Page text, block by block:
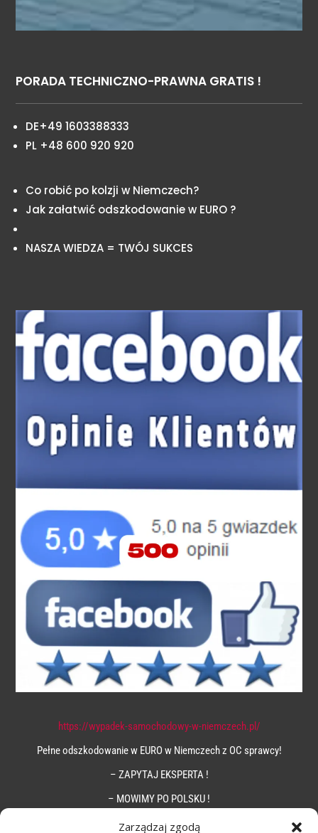
Zarządzaj zgodą
PORADA TECHNICZNO-PRAWNA GRATIS !
DE+49 1603388333
PL +48 600 920 920
Co robić po kolzji w Niemczech?
Jak załatwić odszkodowanie w EURO ?
NASZA WIEDZA = TWÓJ SUKCES
https://wypadek-samochodowy-w-niemczech.pl/
Pełne odszkodowanie w EURO w Niemczech z OC sprawcy!
– ZAPYTAJ EKSPERTA !
– MOWIMY PO POLSKU !